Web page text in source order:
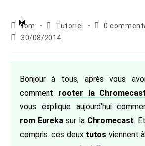
Auteur/autrice
de
tom
Post
category:
Tutoriel
Commentaires
0
Publication
30/08/2014
Bonjour à tous, après vous
comment rooter la Chromecast
vous explique aujourd’hui
rom Eureka sur la Chromecast.
compris, ces deux tutos viennent